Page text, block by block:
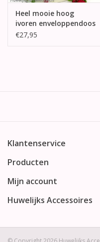
Heel mooie hoog
ivoren enveloppendoos
€27,95
Klantenservice
Producten
Mijn account
Huwelijks Accessoires